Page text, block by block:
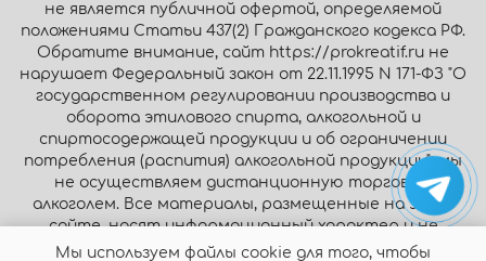
не является публичной офертой, определяемой
положениями Статьи 437(2) Гражданского кодекса РФ.
Обратите внимание, сайт https://prokreatif.ru не
нарушает Федеральный закон от 22.11.1995 N 171-ФЗ "О
государственном регулировании производства и
оборота этилового спирта, алкогольной и
спиртосодержащей продукции и об ограничении
потребления (распития) алкогольной продукции": мы
не осуществляем дистанционную торговлю
алкоголем. Все материалы, размещенные на этом
сайте, носят информационный характер и не
являются публичной офертой.
Мы используем файлы cookie для того, чтобы